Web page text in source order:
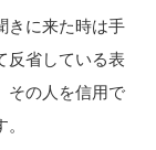
きに来た時は手
反省している表
その人を信用で